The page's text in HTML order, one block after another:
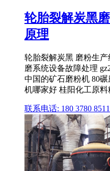
轮胎裂解炭黑
原理
轮胎裂解炭黑 磨粉生
磨系统设备故障处理
中国的矿石磨粉机 80
机哪家好 桂阳化工原料
联系电话: 180 3780 8511